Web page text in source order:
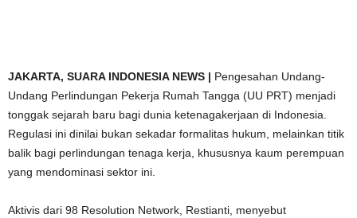
JAKARTA, SUARA INDONESIA NEWS | Pengesahan Undang-
Undang Perlindungan Pekerja Rumah Tangga (UU PRT) menjadi
tonggak sejarah baru bagi dunia ketenagakerjaan di Indonesia.
Regulasi ini dinilai bukan sekadar formalitas hukum, melainkan titik
balik bagi perlindungan tenaga kerja, khususnya kaum perempuan
yang mendominasi sektor ini.
Aktivis dari 98 Resolution Network, Restianti, menyebut